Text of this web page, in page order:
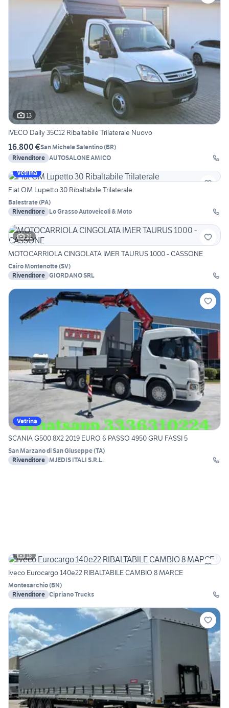
13
IVECO Daily 35C12 Ribaltabile Trilaterale Nuovo
16.800 €San Michele Salentino(BR)
Rivenditore AUTOSALONE AMICO
Vetrina
Fiat OM Lupetto 30 Ribaltabile Trilaterale
Balestrate(PA)
Rivenditore Lo Grasso Autoveicoli & Moto
21
MOTOCARRIOLA CINGOLATA IMER TAURUS 1000 - CASSONE
Cairo Montenotte(SV)
Rivenditore GIORDANO SRL
Vetrina
SCANIA G500 8X2 2019 EURO 6 PASSO 4950 GRU FASSI 5
San Marzano di San Giuseppe(TA)
Rivenditore MJEDIS ITALI S.R.L.
18
Iveco Eurocargo 140e22 RIBALTABILE CAMBIO 8 MARCE
Montesarchio(BN)
Rivenditore Cipriano Trucks